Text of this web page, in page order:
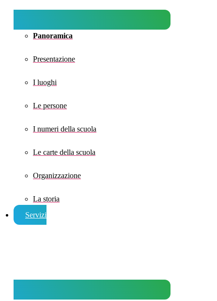
Panoramica
Presentazione
I luoghi
Le persone
I numeri della scuola
Le carte della scuola
Organizzazione
La storia
Servizi